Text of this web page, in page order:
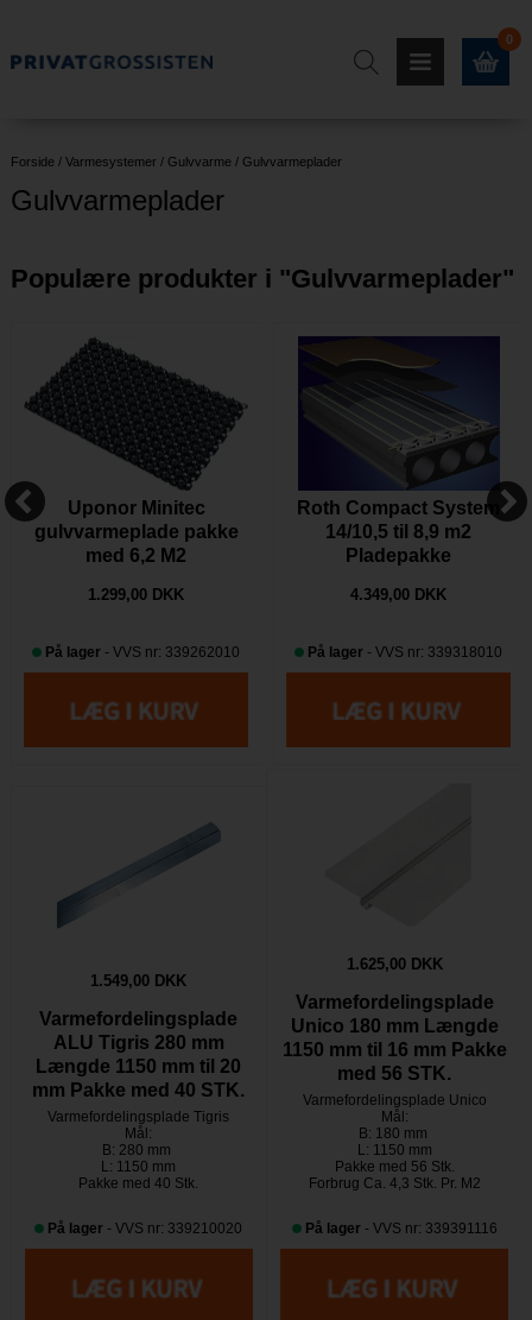
0
Forside / Varmesystemer / Gulvvarme / Gulvvarmeplader
Gulvvarmeplader
Populære produkter i "Gulvvarmeplader"
Uponor Minitec
gulvvarmeplade pakke
med 6,2 M2
1.299,00 DKK
På lager - VVS nr: 339262010
Roth Compact System
14/10,5 til 8,9 m2
Pladepakke
4.349,00 DKK
På lager - VVS nr: 339318010
1.549,00 DKK
Varmefordelingsplade
ALU Tigris 280 mm
Længde 1150 mm til 20
mm Pakke med 40 STK.
Varmefordelingsplade Tigris
Mål:
B: 280 mm
L: 1150 mm
Pakke med 40 Stk.
På lager - VVS nr: 339210020
1.625,00 DKK
Varmefordelingsplade
Unico 180 mm Længde
1150 mm til 16 mm Pakke
med 56 STK.
Varmefordelingsplade Unico
Mål:
B: 180 mm
L: 1150 mm
Pakke med 56 Stk.
Forbrug Ca. 4,3 Stk. Pr. M2
På lager - VVS nr: 339391116